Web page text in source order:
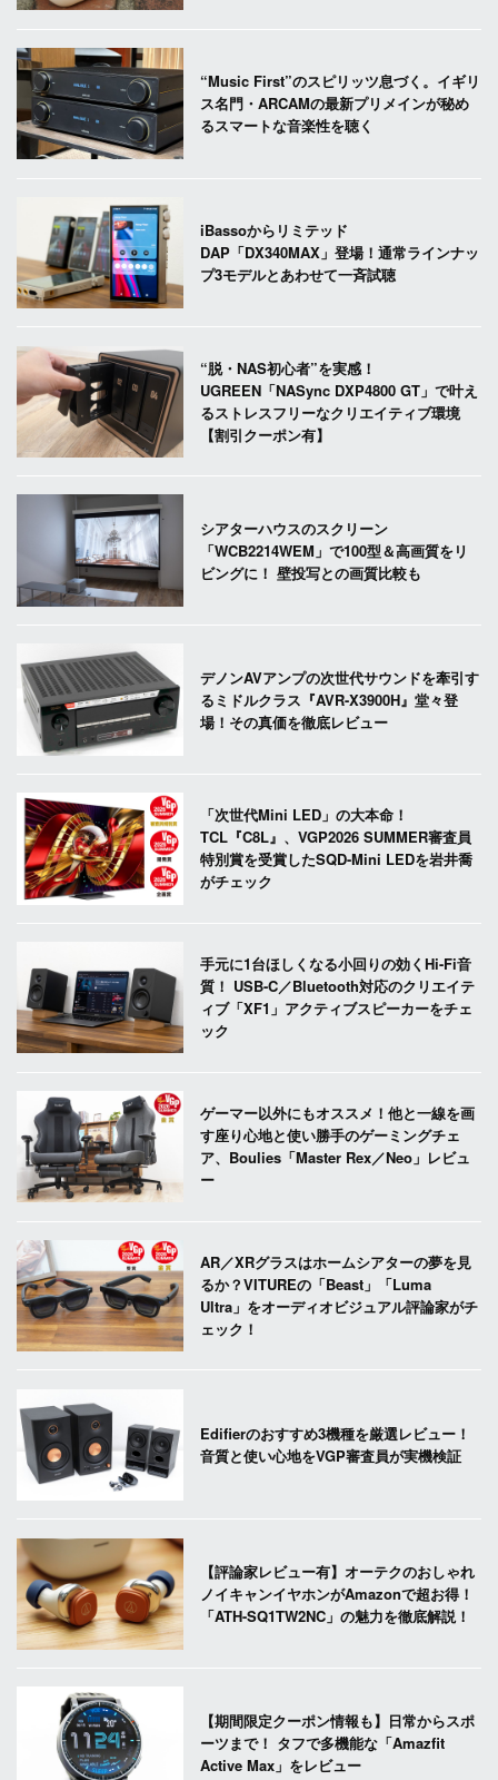
“Music First”のスピリッツ息づく。イギリ
ス名門・ARCAMの最新プリメインが秘め
るスマートな音楽性を聴く
iBassoからリミテッド
DAP「DX340MAX」登場！通常ラインナッ
プ3モデルとあわせて一斉試聴
“脱・NAS初心者”を実感！
UGREEN「NASync DXP4800 GT」で叶え
るストレスフリーなクリエイティブ環境
【割引クーポン有】
シアターハウスのスクリーン
「WCB2214WEM」で100型＆高画質をリ
ビングに！ 壁投写との画質比較も
デノンAVアンプの次世代サウンドを牽引す
るミドルクラス『AVR-X3900H』堂々登
場！その真価を徹底レビュー
「次世代Mini LED」の大本命！
TCL『C8L』、VGP2026 SUMMER審査員
特別賞を受賞したSQD-Mini LEDを岩井喬
がチェック
手元に1台ほしくなる小回りの効くHi-Fi音
質！ USB-C／Bluetooth対応のクリエイテ
ィブ「XF1」アクティブスピーカーをチェ
ック
ゲーマー以外にもオススメ！他と一線を画
す座り心地と使い勝手のゲーミングチェ
ア、Boulies「Master Rex／Neo」レビュ
ー
AR／XRグラスはホームシアターの夢を見
るか？VITUREの「Beast」「Luma
Ultra」をオーディオビジュアル評論家がチ
ェック！
Edifierのおすすめ3機種を厳選レビュー！
音質と使い心地をVGP審査員が実機検証
【評論家レビュー有】オーテクのおしゃれ
ノイキャンイヤホンがAmazonで超お得！
「ATH-SQ1TW2NC」の魅力を徹底解説！
【期間限定クーポン情報も】日常からスポ
ーツまで！ タフで多機能な「Amazfit
Active Max」をレビュー